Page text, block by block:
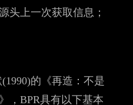
头上一次获取信息；
的《再造：不是
，BPR具有以下基本